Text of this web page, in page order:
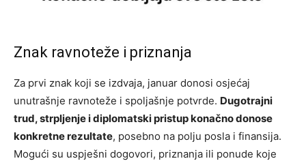
Znak ravnoteže i priznanja
Za prvi znak koji se izdvaja, januar donosi osjećaj
unutrašnje ravnoteže i spoljašnje potvrde. Dugotrajni
trud, strpljenje i diplomatski pristup konačno donose
konkretne rezultate, posebno na polju posla i finansija.
Mogući su uspješni dogovori, priznanja ili ponude koje